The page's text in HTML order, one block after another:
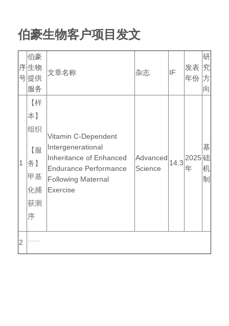
伯豪生物客户项目发文
序
号
伯豪
生物
提供
服务
文章名称 杂志 IF
发表
年份
研
究
方
向
1
【样
本】
组织
【服
务】
甲基
化捕
获测
序
Vitamin C-Dependent
Intergenerational
Inheritance of Enhanced
Endurance Performance
Following Maternal
Exercise
Advanced
Science
14.3
2025
年
基
础
机
制
2 ......